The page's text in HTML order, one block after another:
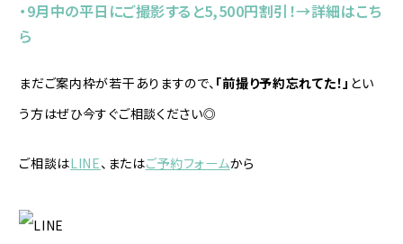
・9月中の平日にご撮影すると5,500円割引！→詳細はこち
ら
まだご案内枠が若干ありますので、 「前撮り予約忘れてた！」 とい
う方はぜひ今すぐご相談ください◎
ご相談はLINE、またはご予約フォームから